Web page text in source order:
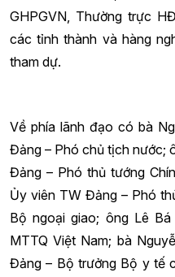
GHPGVN, Thường trực
các tỉnh thành và hàng
tham dự.
Về phía lãnh đạo có bà
Đảng – Phó chủ tịch nước;
Đảng – Phó thủ tướng
Ủy viên TW Đảng – Phó
Bộ ngoại giao; ông Lê
MTTQ Việt Nam; bà
Đảng – Bộ trưởng Bộ y tế